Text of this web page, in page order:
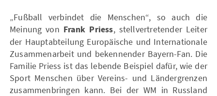
„Fußball verbindet die Menschen“, so auch die
Meinung von Frank Priess, stellvertretender Leiter
der Hauptabteilung Europäische und Internationale
Zusammenarbeit und bekennender Bayern-Fan. Die
Familie Priess ist das lebende Beispiel dafür, wie der
Sport Menschen über Vereins- und Ländergrenzen
zusammenbringen kann. Bei der WM in Russland